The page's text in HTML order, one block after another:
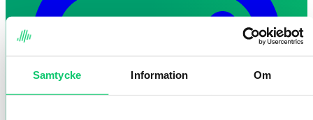
Samtycke Information Om